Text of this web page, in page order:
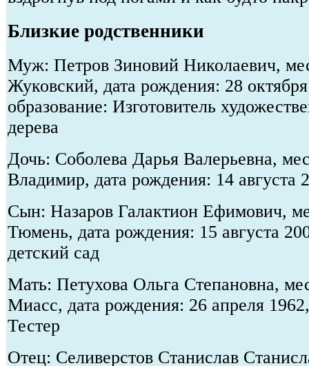
Близкие родственники
Муж: Петров Зиновий Николаевич,
Жуковский, дата рождения: 28
образование: Изготовитель
дерева
Дочь: Соболева Дарья Валерьевна,
Владимир, дата рождения: 14 августа
Сын: Назаров Галактион Ефимович,
Тюмень, дата рождения: 15 августа
детский сад
Мать: Петухова Ольга Степановна,
Миасс, дата рождения: 26 апреля
Тестер
Отец: Селиверстов Станислав